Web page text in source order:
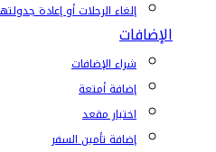
إلغاء الرحلات أو إعادة
الإضافات
شراء الإضافات
إضافة أمتعة
اختيار مقعد
إضافة تأمين السفر